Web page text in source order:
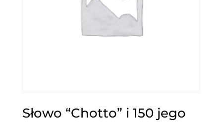
Słowo “Chotto” i 150 jego